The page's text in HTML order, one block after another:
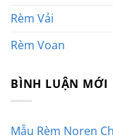
Rèm Vải
Rèm Voan
BÌNH LUẬN MỚI
Mẫu Rèm Noren